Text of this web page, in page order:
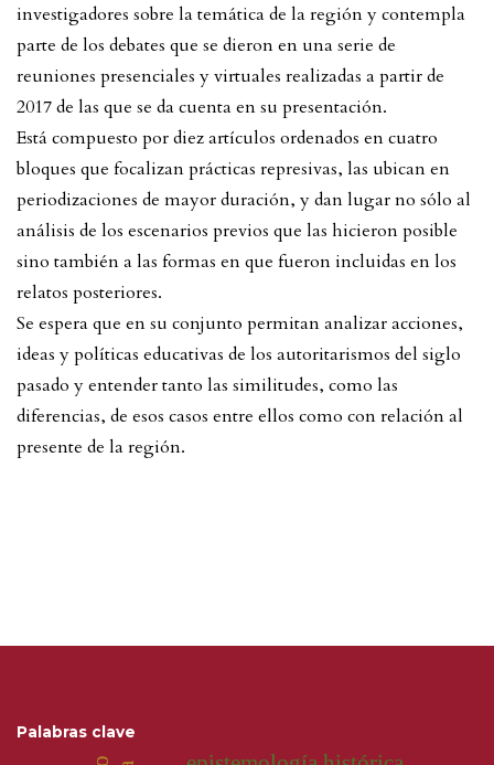
investigadores sobre la temática de la región y contempla
parte de los debates que se dieron en una serie de
reuniones presenciales y virtuales realizadas a partir de
2017 de las que se da cuenta en su presentación.
Está compuesto por diez artículos ordenados en cuatro
bloques que focalizan prácticas represivas, las ubican en
periodizaciones de mayor duración, y dan lugar no sólo al
análisis de los escenarios previos que las hicieron posible
sino también a las formas en que fueron incluidas en los
relatos posteriores.
Se espera que en su conjunto permitan analizar acciones,
ideas y políticas educativas de los autoritarismos del siglo
pasado y entender tanto las similitudes, como las
diferencias, de esos casos entre ellos como con relación al
presente de la región.
Palabras clave